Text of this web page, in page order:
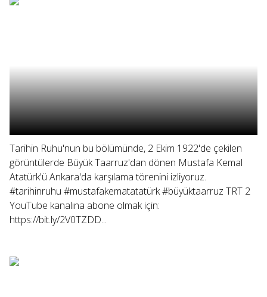
Tarihin Ruhu'nun bu bölümünde, 2 Ekim 1922'de çekilen
görüntülerde Büyük Taarruz'dan dönen Mustafa Kemal
Atatürk'ü Ankara'da karşılama törenini izliyoruz.
#tarihinruhu #mustafakematatatürk #büyüktaarruz TRT 2
YouTube kanalına abone olmak için:
https://bit.ly/2V0TZDD...